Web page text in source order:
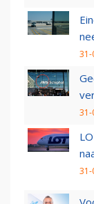
31-
31-
31-